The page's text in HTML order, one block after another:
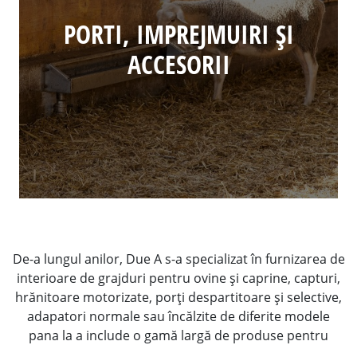
PORTI, IMPREJMUIRI ȘI
ACCESORII
De-a lungul anilor, Due A s-a specializat în furnizarea de
interioare de grajduri pentru ovine și caprine, capturi,
hrănitoare motorizate, porți despartitoare și selective,
adapatori normale sau încălzite de diferite modele
pana la a include o gamă largă de produse pentru